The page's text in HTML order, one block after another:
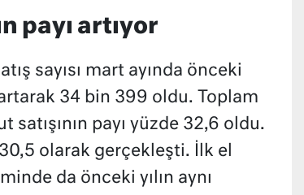
payı artıyor
sayısı mart ayında önceki
artarak 34 bin 399 oldu. Toplam
satışının payı yüzde 32,6 oldu.
olarak gerçekleşti. İlk el
da önceki yılın aynı